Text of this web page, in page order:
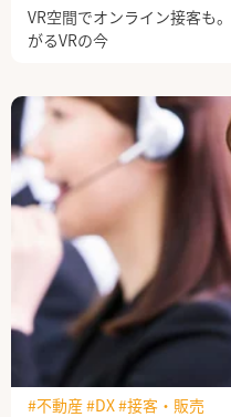
VR空間でオンライン接客も
がるVRの今
#不動産#DX#接客・販売